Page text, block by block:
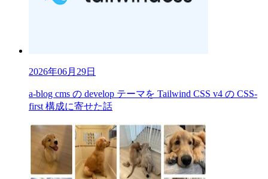
2026年06月29日
a-blog cms の develop テーマを Tailwind CSS v4 の CSS-
first 構成に寄せた話